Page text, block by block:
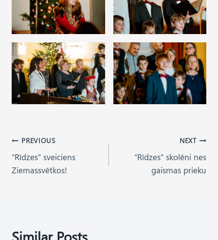
Post
navigation
PREVIOUS
“Rīdzes” sveiciens
Ziemassvētkos!
NEXT
“Rīdzes” skolēni nes
gaismas prieku